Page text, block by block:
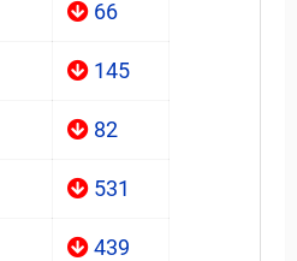
66
145
82
531
439